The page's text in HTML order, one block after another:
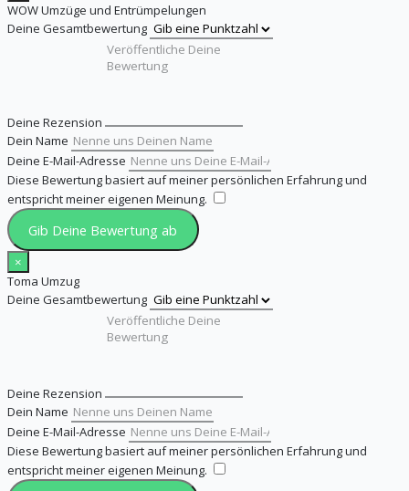
WOW Umzüge und Entrümpelungen
Deine Gesamtbewertung
Deine Rezension
Dein Name
Deine E-Mail-Adresse
Diese Bewertung basiert auf meiner persönlichen Erfahrung und
entspricht meiner eigenen Meinung.
Gib Deine Bewertung ab
×
Toma Umzug
Deine Gesamtbewertung
Deine Rezension
Dein Name
Deine E-Mail-Adresse
Diese Bewertung basiert auf meiner persönlichen Erfahrung und
entspricht meiner eigenen Meinung.